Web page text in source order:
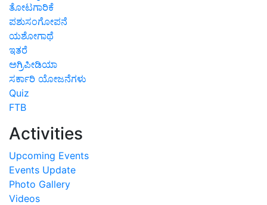
ತೋಟಗಾರಿಕೆ
ಪಶುಸಂಗೋಪನೆ
ಯಶೋಗಾಥೆ
ಇತರೆ
ಅಗ್ರಿಪೀಡಿಯಾ
ಸರ್ಕಾರಿ ಯೋಜನೆಗಳು
Quiz
FTB
Activities
Upcoming Events
Events Update
Photo Gallery
Videos